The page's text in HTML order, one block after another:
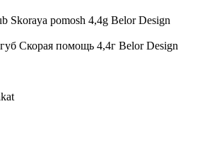
Skoraya pomosh 4,4g Belor Design
Скорая помощь 4,4г Belor Design